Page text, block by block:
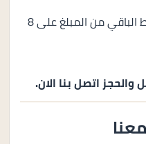
0% مقدم حجز و أيضا يتم تقسيط الباقي من المبلغ على 8
اتصل بنا الان.